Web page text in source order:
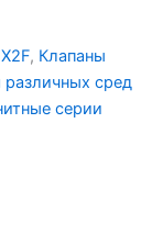
, Клапаны
сред
серии